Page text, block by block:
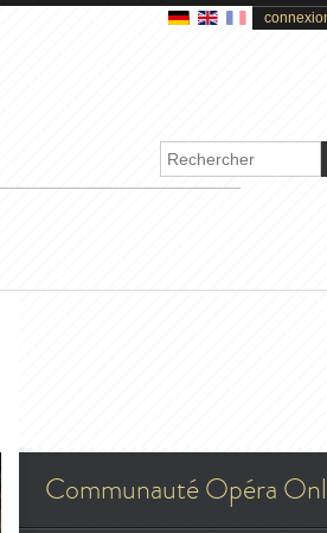
Communauté Opéra